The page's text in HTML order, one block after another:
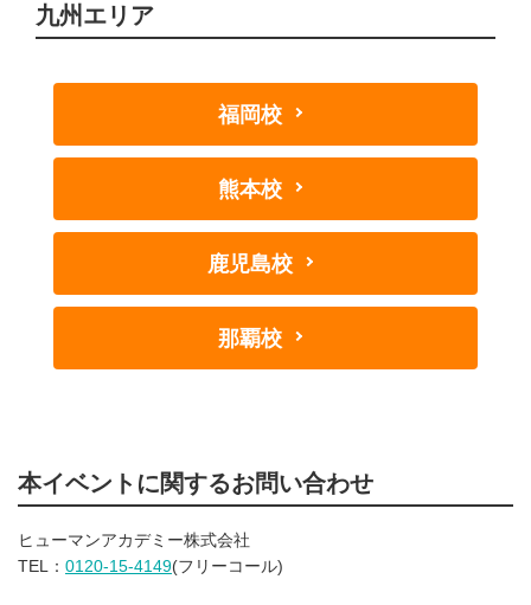
九州エリア
福岡校
熊本校
鹿児島校
那覇校
本イベントに関するお問い合わせ
ヒューマンアカデミー株式会社
TEL： 0120-15-4149(フリーコール)